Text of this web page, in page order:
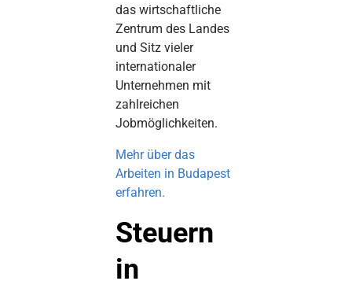
das wirtschaftliche
Zentrum des Landes
und Sitz vieler
internationaler
Unternehmen mit
zahlreichen
Jobmöglichkeiten.
Mehr über das
Arbeiten in Budapest
erfahren.
Steuern
in